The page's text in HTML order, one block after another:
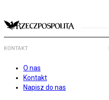
KONTAKT
O nas
Kontakt
Napisz do nas